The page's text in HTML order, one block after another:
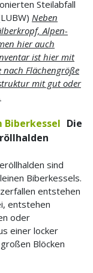
Steilabfall
Neben
Alpen-
hier auch
ist hier mit
nach Flächengröße
mit gut oder
Die
sind
Biberkessels.
entstehen
entstehen
oder
einer locker
Blöcken